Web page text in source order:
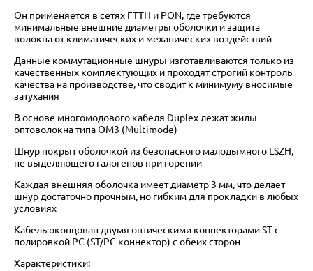
Он применяется в сетях FTTH и PON, где требуются
минимальные внешние диаметры оболочки и защита
волокна от климатических и механических воздействий
Данные коммутационные шнуры изготавливаются только из
качественных комплектующих и проходят строгий контроль
качества на производстве, что сводит к минимуму вносимые
затухания
В основе многомодового кабеля Duplex лежат жилы
оптоволокна типа OM3 (Multimode)
Шнур покрыт оболочкой из безопасного малодымного LSZH,
не выделяющего галогенов при горении
Каждая внешняя оболочка имеет диаметр 3 мм, что делает
шнур достаточно прочным, но гибким для прокладки в любых
условиях
Кабель оконцован двумя оптическими коннекторами ST с
полировкой PC (ST/PC коннектор) с обеих сторон
Характеристики: